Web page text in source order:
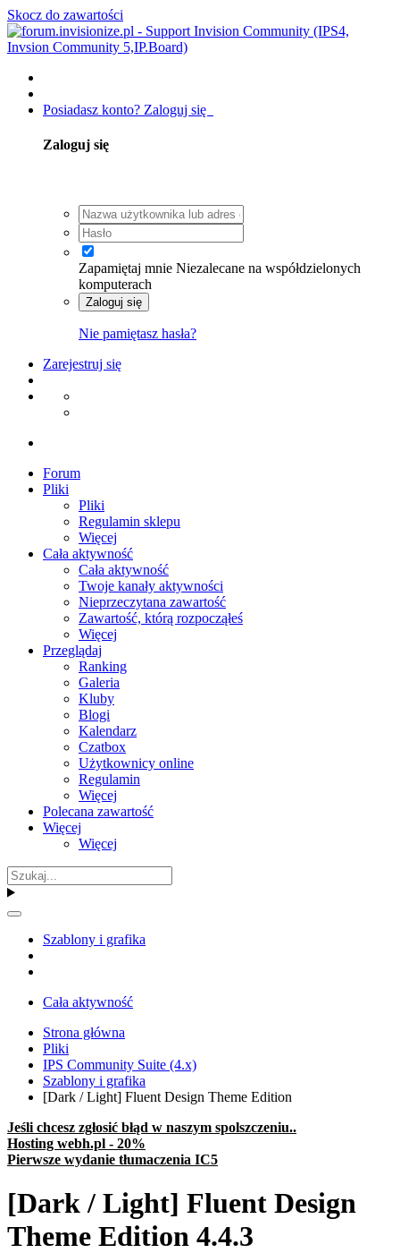
Skocz do zawartości
Posiadasz konto? Zaloguj się
Zaloguj się
Zapamiętaj mnie Niezalecane na współdzielonych
komputerach
Zaloguj się
Nie pamiętasz hasła?
Zarejestruj się
Forum
Pliki
Pliki
Regulamin sklepu
Więcej
Cała aktywność
Cała aktywność
Twoje kanały aktywności
Nieprzeczytana zawartość
Zawartość, którą rozpocząłeś
Więcej
Przeglądaj
Ranking
Galeria
Kluby
Blogi
Kalendarz
Czatbox
Użytkownicy online
Regulamin
Więcej
Polecana zawartość
Więcej
Więcej
Szablony i grafika
Cała aktywność
Strona główna
Pliki
IPS Community Suite (4.x)
Szablony i grafika
[Dark / Light] Fluent Design Theme Edition
Jeśli chcesz zgłosić błąd w naszym spolszczeniu..
Hosting webh.pl - 20%
Pierwsze wydanie tłumaczenia IC5
[Dark / Light] Fluent Design
Theme Edition 4.4.3